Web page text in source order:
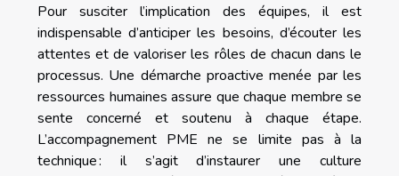
Pour susciter l’implication des équipes, il est
indispensable d’anticiper les besoins, d’écouter les
attentes et de valoriser les rôles de chacun dans le
processus. Une démarche proactive menée par les
ressources humaines assure que chaque membre se
sente concerné et soutenu à chaque étape.
L’accompagnement PME ne se limite pas à la
technique : il s’agit d’instaurer une culture